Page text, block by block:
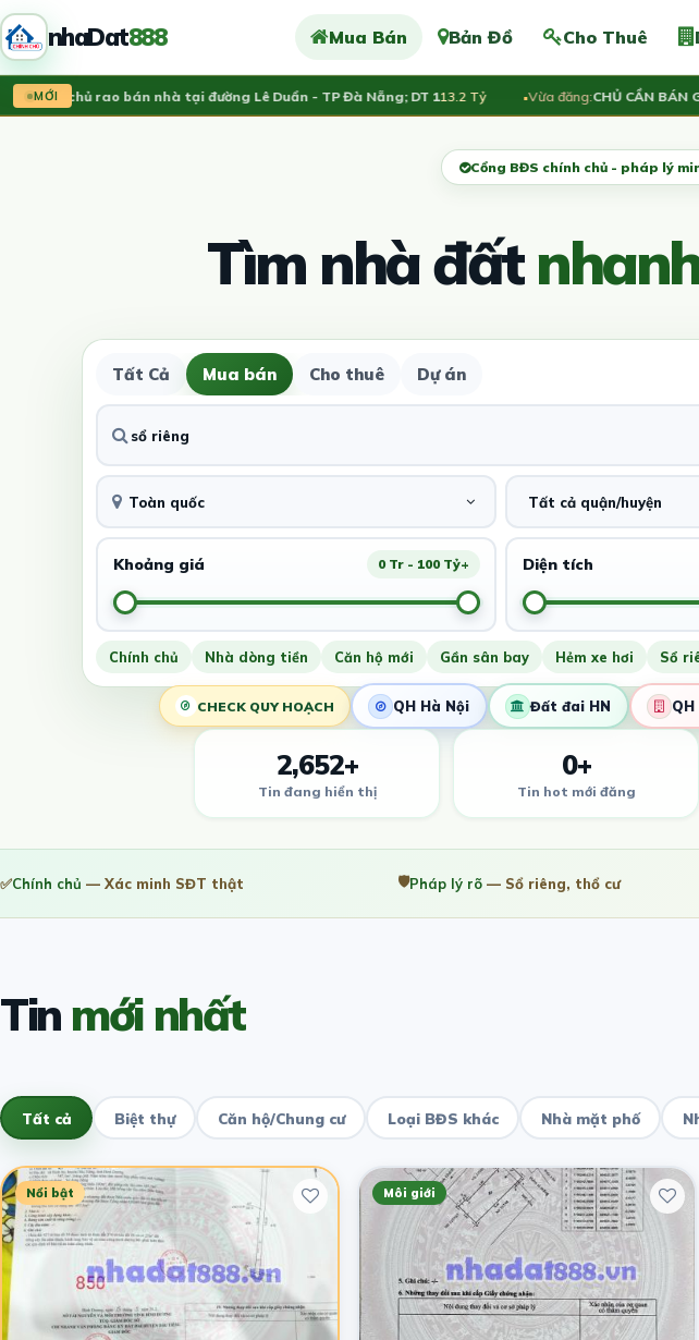
nhaDat888 Mua Bán Bản Đồ Cho Thuê
MỚI
chủ rao bán nhà tại đường Lê Duẩn - TP Đà Nẵng; DT 113.2 Tỷ Vừa đăng:CHỦ CẦN BÁN GẤP
Cổng BĐS chính chủ - pháp lý
Tìm nhà đất
Tất Cả Mua bán Cho thuê Dự án
Toàn quốc Tất cả quận/huyện
Khoảng giá 0 Tr - 100 Tỷ+ Diện tích
Chính chủ Nhà dòng tiền Căn hộ mới Gần sân bay Hẻm xe hơi Sổ
CHECK QUY HOẠCH QH Hà Nội Đất đai HN QH
2,652+
Tin đang hiển thị
0+
Tin hot mới đăng
✅Chính chủ — Xác minh SĐT thật 🛡️Pháp lý rõ — Sổ riêng, thổ cư
Tinmới nhất
Tất cả Biệt thự Căn hộ/Chung cư Loại BĐS khác Nhà mặt phố
Nổi bật Môi giới